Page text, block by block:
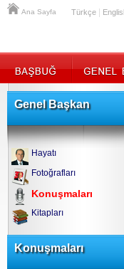
Ana Sayfa Türkçe
Genel Başkan
Hayatı
Fotoğrafları
Konuşmaları
Kitapları
Konuşmaları